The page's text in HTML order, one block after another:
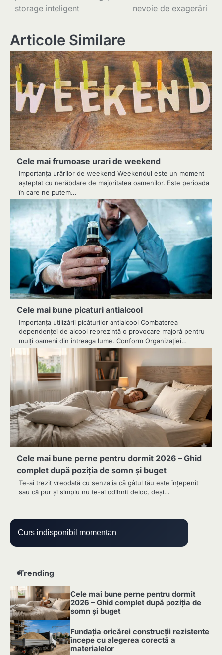
articole
storage inteligent
nevoie de exagerări
Articole Similare
Cele mai frumoase urari de weekend
Importanța urărilor de weekend Weekendul este un moment
așteptat cu nerăbdare de majoritatea oamenilor. Este perioada
în care ne putem…
Cele mai bune picaturi antialcool
Importanța utilizării picăturilor antialcool Combaterea
dependenței de alcool reprezintă o provocare majoră pentru
mulți oameni din întreaga lume. Conform Organizației…
Cele mai bune perne pentru dormit 2026 – Ghid
complet după poziția de somn și buget
Te-ai trezit vreodată cu senzația că gâtul tău este înțepenit
sau că pur și simplu nu te-ai odihnit deloc, deși…
Curs indisponibil momentan
Trending
1
Cele mai bune perne pentru dormit
2026 – Ghid complet după poziția de
somn și buget
Fundația oricărei construcții rezistente
începe cu alegerea corectă a
materialelor